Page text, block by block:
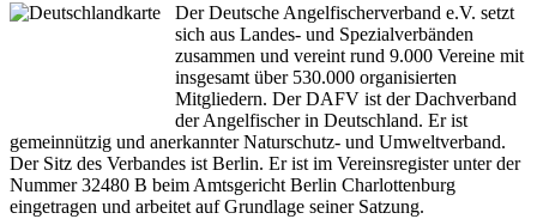
Der Deutsche Angelfischerverband e.V. setzt
sich aus Landes- und Spezialverbänden
zusammen und vereint rund 9.000 Vereine mit
insgesamt über 530.000 organisierten
Mitgliedern. Der DAFV ist der Dachverband
der Angelfischer in Deutschland. Er ist
gemeinnützig und anerkannter Naturschutz- und Umweltverband.
Der Sitz des Verbandes ist Berlin. Er ist im Vereinsregister unter der
Nummer 32480 B beim Amtsgericht Berlin Charlottenburg
eingetragen und arbeitet auf Grundlage seiner Satzung.